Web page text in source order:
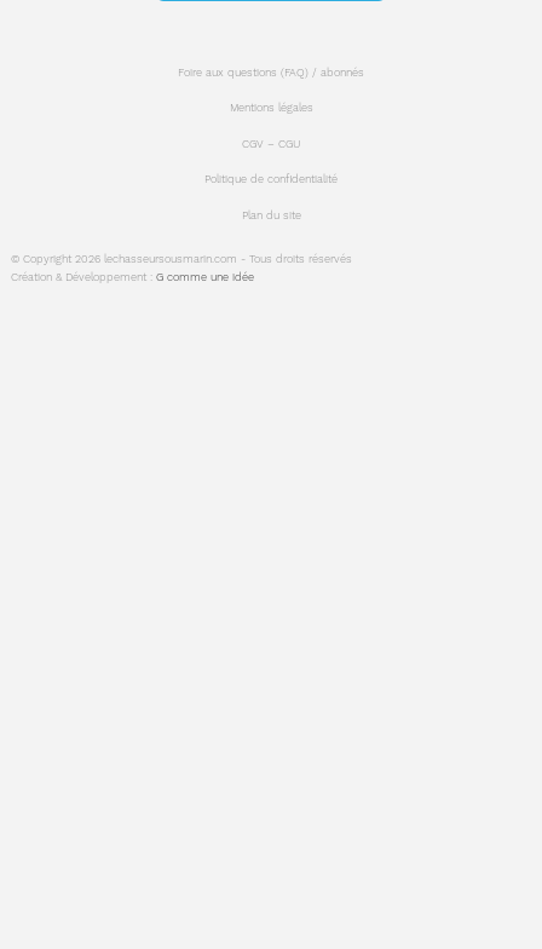
© Copyright 2026 lechasseursousmarin.com - Tous droits réservés
Création & Développement :G comme une idée
Foire aux questions (FAQ) / abonnés
Mentions légales
CGV – CGU
Politique de confidentialité
Plan du site